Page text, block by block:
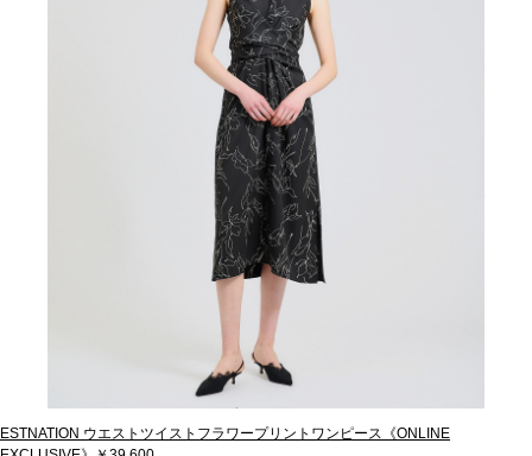
ESTNATION ウエストツイストフラワープリントワンピース《ONLINE